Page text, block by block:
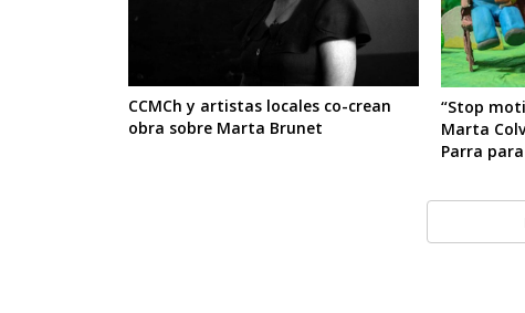
CCMCh y artistas locales co-crean
obra sobre Marta Brunet
“Stop
Marta
Parra